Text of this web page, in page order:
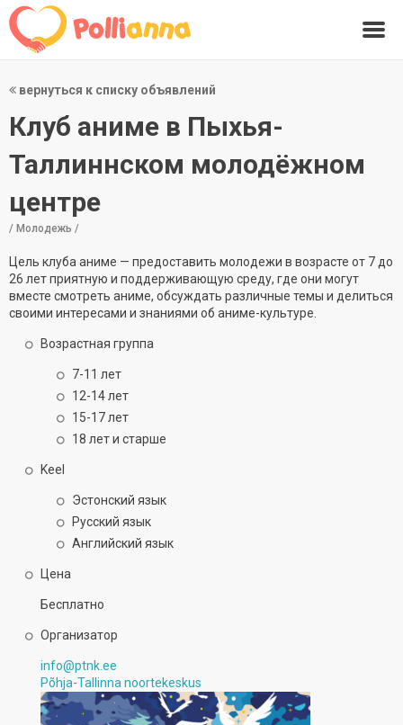
вернуться к списку объявлений
Клуб аниме в Пыхья-
Таллиннском молодёжном
центре
/ Молодежь /
Цель клуба аниме — предоставить молодежи в возрасте от 7 до
26 лет приятную и поддерживающую среду, где они могут
вместе смотреть аниме, обсуждать различные темы и делиться
своими интересами и знаниями об аниме-культуре.
Возрастная группа
7-11 лет
12-14 лет
15-17 лет
18 лет и старше
Keel
Эстонский язык
Русский язык
Английский язык
Цена
Бесплатно
Организатор
info@ptnk.ee
Põhja-Tallinna noortekeskus